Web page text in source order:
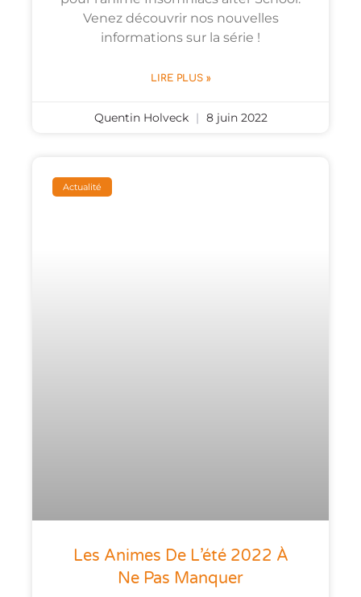
Venez découvrir nos nouvelles
informations sur la série !
LIRE PLUS »
Quentin Holveck 8 juin 2022
Actualité
Les Animes De L’été 2022 À
Ne Pas Manquer